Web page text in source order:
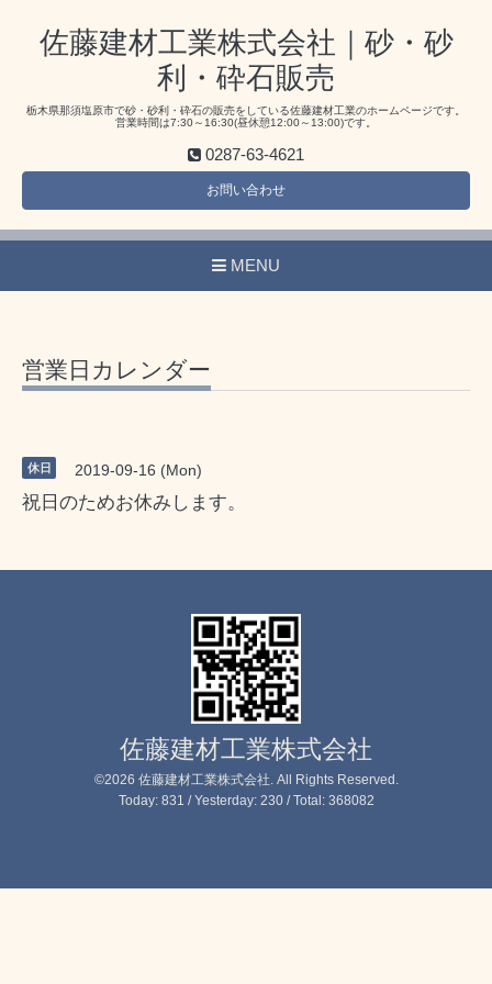
佐藤建材工業株式会社｜砂・砂
利・砕石販売
栃木県那須塩原市で砂・砂利・砕石の販売をしている佐藤建材工業のホームページです。
営業時間は7:30～16:30(昼休憩12:00～13:00)です。
0287-63-4621
お問い合わせ
MENU
営業日カレンダー
休日 2019-09-16 (Mon)
祝日のためお休みします。
佐藤建材工業株式会社
©2026 佐藤建材工業株式会社 . All Rights Reserved.
Today: 831 / Yesterday: 230/ Total: 368082